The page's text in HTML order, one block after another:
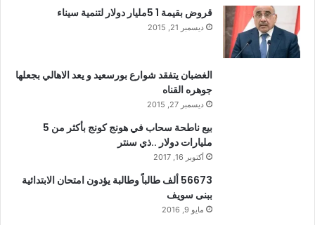
قروض بقيمة 1 5مليار دولار لتنمية سيناء
ديسمبر 21, 2015
الغضبان يتفقد شوارع بورسعيد و يعد الاهالي بجعلها
جوهره القناه
ديسمبر 27, 2015
بيع ناطحة سحاب في هونج كونج بأكثر من 5
مليارات دولار ..ذي سنتر
أكتوبر 16, 2017
56673 ألف طالباً وطالبة يؤدون امتحان الابتدائية
ببنى سويف
مايو 9, 2016